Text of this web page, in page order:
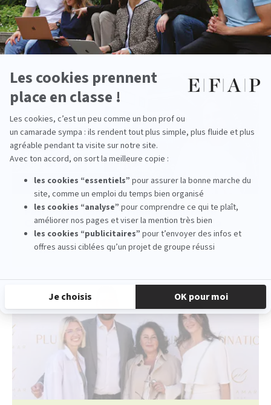
PLAY
Loïc Viguié, en stage pour l'émission
"Affaire Conclue" chez Warner Bros
voir la vidéo
Festival de Cannes : Mélina, Assistante
Communication et Marketing au sein de
l’hôtel 5 étoiles, Mondrian Cannes
lire la suite